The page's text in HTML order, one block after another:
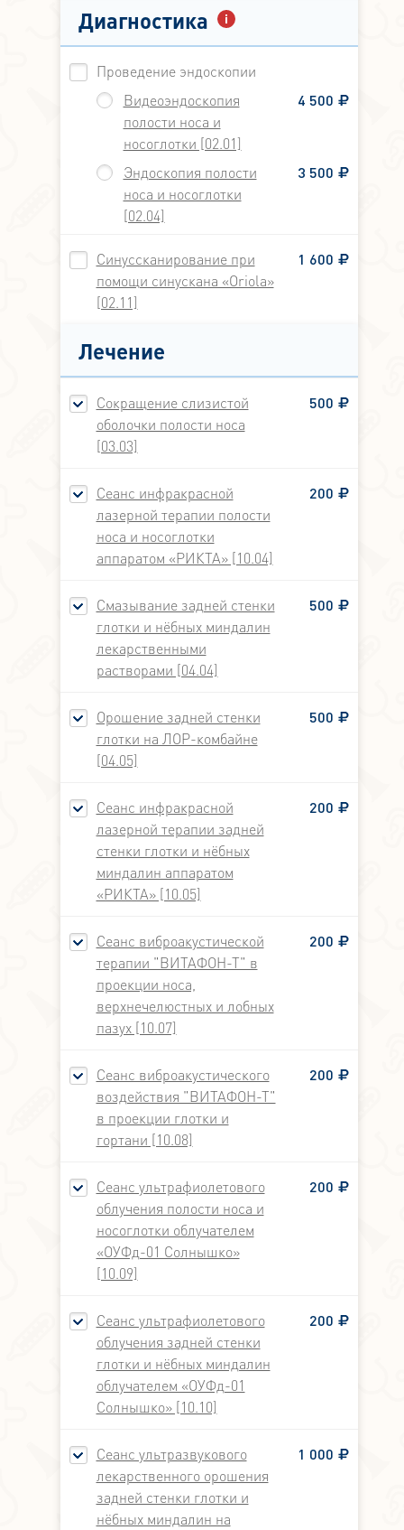
Диагностика
Проведение эндоскопии
Видеоэндоскопия
полости носа и
носоглотки [02.01]
4 500
Эндоскопия полости
носа и носоглотки
[02.04]
3 500
Синуссканирование при
помощи синускана «Oriola»
[02.11]
1 600
Лечение
Сокращение слизистой
оболочки полости носа
[03.03]
500
Сеанс инфракрасной
лазерной терапии полости
носа и носоглотки
аппаратом «РИКТА» [10.04]
200
Смазывание задней стенки
глотки и нёбных миндалин
лекарственными
растворами [04.04]
500
Орошение задней стенки
глотки на ЛОР-комбайне
[04.05]
500
Сеанс инфракрасной
лазерной терапии задней
стенки глотки и нёбных
миндалин аппаратом
«РИКТА» [10.05]
200
Сеанс виброакустической
терапии "ВИТАФОН-Т" в
проекции носа,
верхнечелюстных и лобных
пазух [10.07]
200
Сеанс виброакустического
воздействия "ВИТАФОН-Т"
в проекции глотки и
гортани [10.08]
200
Сеанс ультрафиолетового
облучения полости носа и
носоглотки облучателем
«ОУФд-01 Солнышко»
[10.09]
200
Сеанс ультрафиолетового
облучения задней стенки
глотки и нёбных миндалин
облучателем «ОУФд-01
Солнышко» [10.10]
200
Сеанс ультразвукового
лекарственного орошения
задней стенки глотки и
нёбных миндалин на
1 000